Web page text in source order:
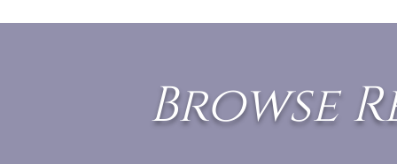
Browse